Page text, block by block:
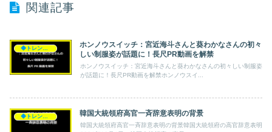
関連記事
ホンノウスイッチ：宮近海斗さんと葵わかなさんの初々
しい制服姿が話題に！長尺PR動画を解禁
ホンノウスイッチ：宮近海斗さんと葵わかなさんの初々しい制服姿
が話題に！長尺PR動画を解禁ホンノウスイ...
◆トレンド◆ 韓国大統領府高官一斉辞意表明の背景
韓国大統領府高官一斉辞意表明の背景韓国大統領府の高官辞意表明